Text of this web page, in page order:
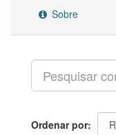
Sobre
Ordenar por